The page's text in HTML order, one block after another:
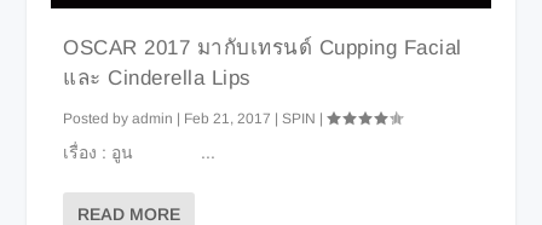
OSCAR 2017 มากับเทรนด์ Cupping Facial
และ Cinderella Lips
Posted byadmin | Feb 21, 2017 |SPIN |
เรื่อง : อูน ...
READ MORE